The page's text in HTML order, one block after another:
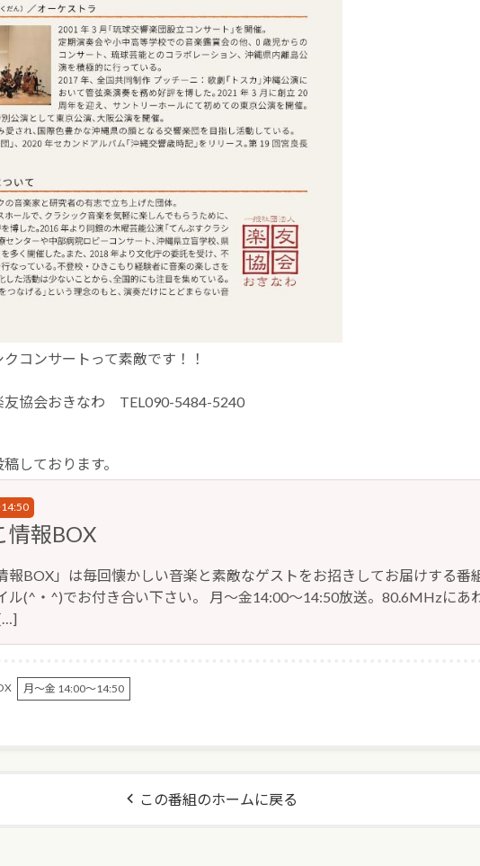
コンサートって素敵です！！
友協会おきなわ TEL090-5484-5240
しております。
情報BOX
報BOX」は毎回懐かしい音楽と素敵なゲストをお招きしてお届けする番
ル(^・^)でお付き合い下さい。 月～金14:00～14:50放送。80.6MHzにあ
月～金 14:00～14:50
この番組のホームに戻る